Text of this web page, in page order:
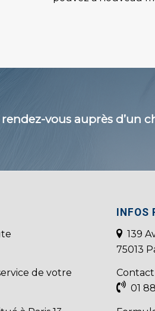
vous auprès d’un
de votre
INFOS
139
75013
01